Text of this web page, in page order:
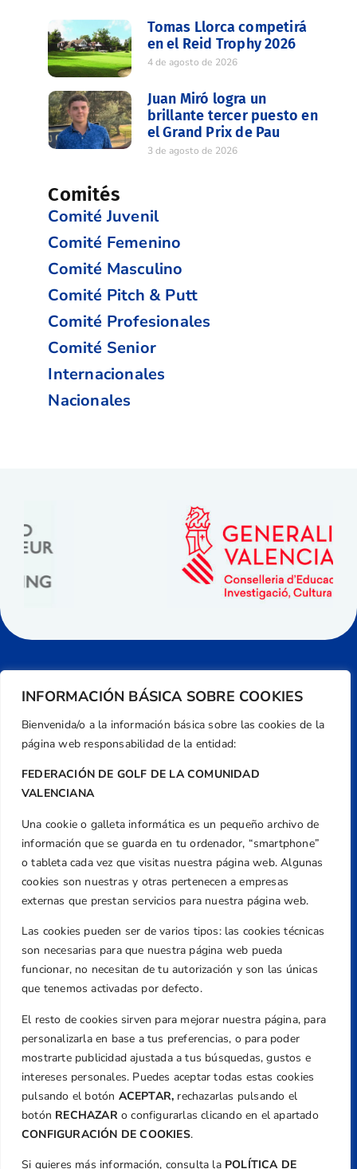
INFORMACIÓN BÁSICA SOBRE COOKIES
Bienvenida/o a la información básica sobre las cookies de la
página web responsabilidad de la entidad:
FEDERACIÓN DE GOLF DE LA COMUNIDAD
VALENCIANA
Una cookie o galleta informática es un pequeño archivo de
información que se guarda en tu ordenador, “smartphone”
o tableta cada vez que visitas nuestra página web. Algunas
cookies son nuestras y otras pertenecen a empresas
externas que prestan servicios para nuestra página web.
Las cookies pueden ser de varios tipos: las cookies técnicas
son necesarias para que nuestra página web pueda
funcionar, no necesitan de tu autorización y son las únicas
que tenemos activadas por defecto.
El resto de cookies sirven para mejorar nuestra página, para
personalizarla en base a tus preferencias, o para poder
mostrarte publicidad ajustada a tus búsquedas, gustos e
intereses personales. Puedes aceptar todas estas cookies
pulsando el botón ACEPTAR, rechazarlas pulsando el
botón RECHAZARo configurarlas clicando en el apartado
CONFIGURACIÓN DE COOKIES.
Si quieres más información, consulta la POLÍTICA DE
Tomas Llorca competirá
en el Reid Trophy 2026
4 de agosto de 2026
Juan Miró logra un
brillante tercer puesto en
el Grand Prix de Pau
3 de agosto de 2026
Comités
Comité Juvenil
Comité Femenino
Comité Masculino
Comité Pitch & Putt
Comité Profesionales
Comité Senior
Internacionales
Nacionales
Dirección
Centre de L´Esport, Carrer d'Isaac Peral i
Caballero, Nº 5, Despachos 2 y 3, 46980,
Valencia
Teléfono
+34 961 367 799
Email
federacion@golfcv.com
Aviso Legal
Política de Privacidad
Transparencia
Normativa
Federación